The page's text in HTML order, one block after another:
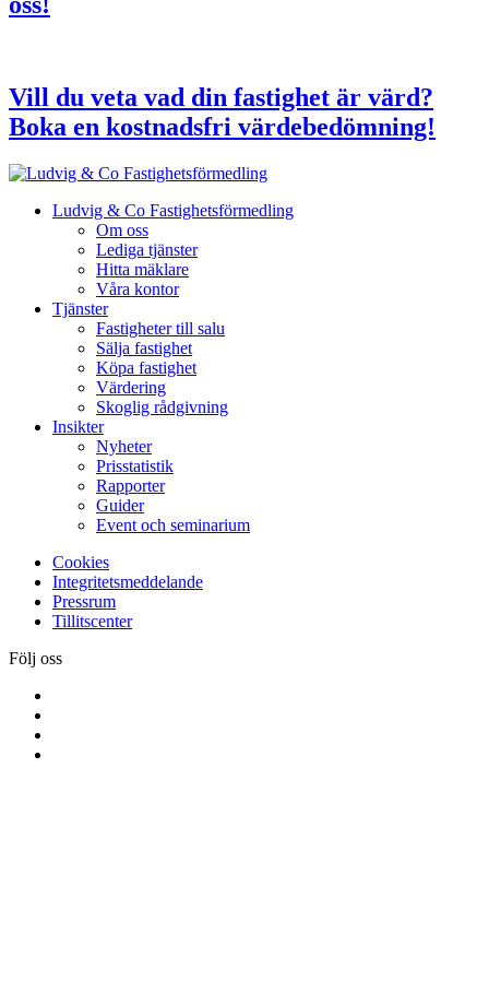
Vill du veta vad din fastighet är värd?
Boka en kostnadsfri värdebedömning!
Ludvig & Co Fastighetsförmedling
Om oss
Lediga tjänster
Hitta mäklare
Våra kontor
Tjänster
Fastigheter till salu
Sälja fastighet
Köpa fastighet
Värdering
Skoglig rådgivning
Insikter
Nyheter
Prisstatistik
Rapporter
Guider
Event och seminarium
Cookies
Integritetsmeddelande
Pressrum
Tillitscenter
Följ oss